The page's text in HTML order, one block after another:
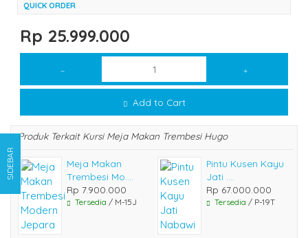
QUICK ORDER
Rp 25.999.000
Add to Cart
Produk Terkait Kursi Meja Makan Trembesi Hugo
Meja Makan
Trembesi Mo....
Rp 7.900.000
Tersedia / M-15J
Pintu Kusen Kayu
Jati ....
Rp 67.000.000
Tersedia / P-19T
SIDEBAR